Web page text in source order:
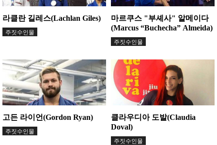
라클란 길레스(Lachlan Giles)
주짓수인물
마르쿠스 "부셰사" 알메이다
(Marcus “Buchecha” Almeida)
주짓수인물
고든 라이언(Gordon Ryan)
주짓수인물
클라우디아 도발(Claudia
Doval)
주짓수인물